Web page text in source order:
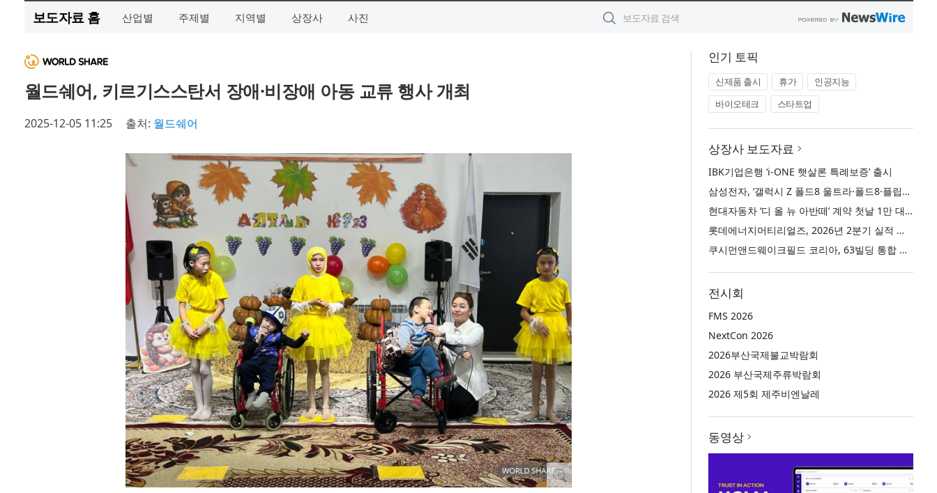
보도자료 홈 산업별 주제별 지역별 상장사 사진
월드쉐어, 키르기스스탄서 장애·비장애 아동 교류 행사 개최
2025-12-05 11:25 출처: 월드쉐어
인기 토픽
신제품 출시 휴가
인공지능
바이오테크
스타트업
상장사 보도자료
IBK기업은행 ‘i-ONE 햇살론 특례보증’ 출시
삼성전자, ‘갤럭시 Z 폴드8 울트라·폴드8·플립8’과 ‘갤럭시 워치 울트라2·워치9’ 국내 공식 출시
현대자동차 ‘디 올 뉴 아반떼’ 계약 첫날 1만 대 돌파
롯데에너지머티리얼즈, 2026년 2분기 실적 발표… 전분기 대비 매출 증대
쿠시먼앤드웨이크필드 코리아, 63빌딩 통합 MD·공간 전략 수립 과정과 구현 사례 소개
전시회
FMS 2026
NextCon 2026
2026부산국제불교박람회
2026 부산국제주류박람회
2026 제5회 제주비엔날레
동영상